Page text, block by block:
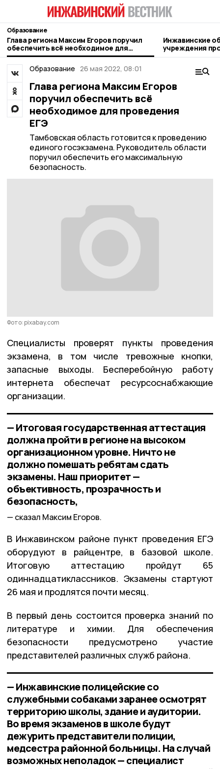
Образование
Глава региона Максим Егоров поручил
обеспечить всё необходимое для
проведения ЕГЭ
Инжавинские
учреждения
новому
Образование 26 мая 2022, 08:01
Глава региона Максим Егоров
поручил обеспечить всё
необходимое для проведения
ЕГЭ
Тамбовская область готовится к проведению
единого госэкзамена. Руководитель области
поручил обеспечить его максимальную
безопасность.
Фото: pixabay.com
Специалисты проверят пункты проведения
экзамена, в том числе тревожные кнопки,
запасные выходы. Бесперебойную работу
интернета обеспечат ресурсоснабжающие
организации.
— Итоговая государственная аттестация
должна пройти в регионе на высоком
организационном уровне. Ничто не
должно помешать ребятам сдать
экзамены. Наш приоритет —
объективность, прозрачность и
безопасность,
сказал Максим Егоров.
В Инжавинском районе пункт проведения ЕГЭ
оборудуют в райцентре, в базовой школе.
Итоговую аттестацию пройдут 65
одиннадцатиклассников. Экзамены стартуют
26 мая и продлятся почти месяц.
В первый день состоится проверка знаний по
литературе и химии. Для обеспечения
безопасности предусмотрено участие
представителей различных служб района.
— Инжавинские полицейские со
служебными собаками заранее осмотрят
территорию школы, здание и аудитории.
Во время экзаменов в школе будут
дежурить представители полиции,
медсестра районной больницы. На случай
возможных неполадок — специалист